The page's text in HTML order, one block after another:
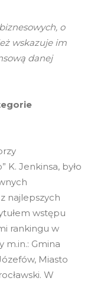
o
wskazuje im
danej
K. Jenkinsa, było
najlepszych
wstępu
rankingu w
m.in.: Gmina
Miasto
W